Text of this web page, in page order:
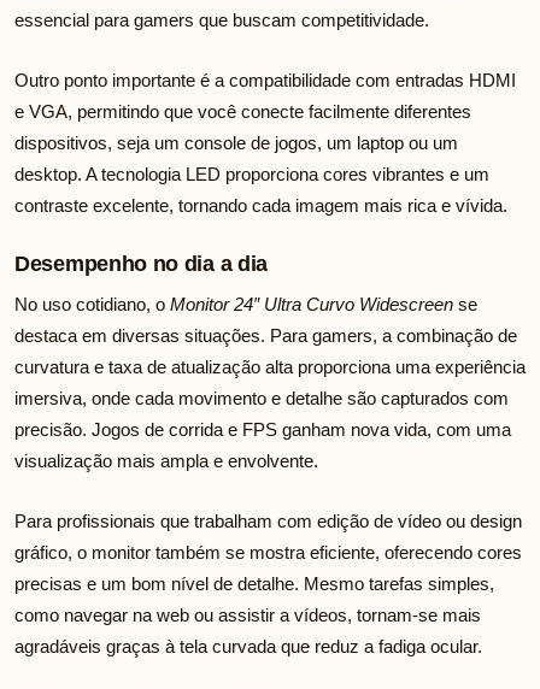
essencial para gamers que buscam competitividade.
Outro ponto importante é a compatibilidade com entradas HDMI
e VGA, permitindo que você conecte facilmente diferentes
dispositivos, seja um console de jogos, um laptop ou um
desktop. A tecnologia LED proporciona cores vibrantes e um
contraste excelente, tornando cada imagem mais rica e vívida.
Desempenho no dia a dia
No uso cotidiano, o Monitor 24″ Ultra Curvo Widescreen se
destaca em diversas situações. Para gamers, a combinação de
curvatura e taxa de atualização alta proporciona uma experiência
imersiva, onde cada movimento e detalhe são capturados com
precisão. Jogos de corrida e FPS ganham nova vida, com uma
visualização mais ampla e envolvente.
Para profissionais que trabalham com edição de vídeo ou design
gráfico, o monitor também se mostra eficiente, oferecendo cores
precisas e um bom nível de detalhe. Mesmo tarefas simples,
como navegar na web ou assistir a vídeos, tornam-se mais
agradáveis graças à tela curvada que reduz a fadiga ocular.